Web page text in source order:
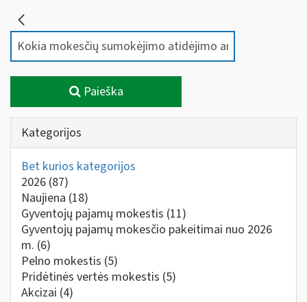
Paieška
Kategorijos
Bet kurios kategorijos
2026 (87)
Naujiena (18)
Gyventojų pajamų mokestis (11)
Gyventojų pajamų mokesčio pakeitimai nuo 2026
m. (6)
Pelno mokestis (5)
Pridėtinės vertės mokestis (5)
Akcizai (4)